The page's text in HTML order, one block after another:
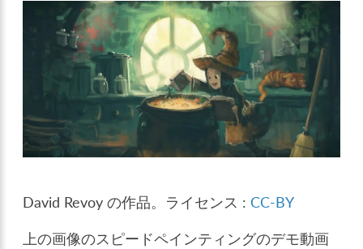
David Revoy の作品。ライセンス :CC-BY
上の画像のスピードペインティングのデモ動画